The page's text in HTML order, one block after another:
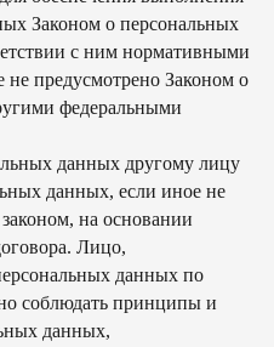
Законом о персональных
с ним нормативными
предусмотрено Законом о
федеральными
данных другому лицу
данных, если иное не
на основании
Лицо,
данных по
соблюдать принципы и
данных,